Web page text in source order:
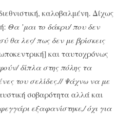
καλοβαλμένη. Δίχως
Θα ’μαι το δάκρυ/ που δεν
θα λες/ πως δεν με βρίσκεις
και ταυτοχρόνως
δίπλα στης πόλης τα
του σελίδες.// Ψάχνω να με
σοβαρότητα αλλά και
εξαφανίστηκε,/ όχι για